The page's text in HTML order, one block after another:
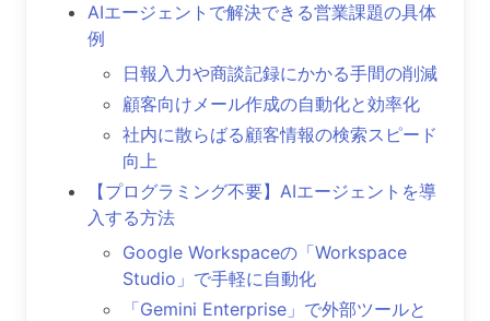
AIエージェントで解決できる営業課題の具体
例
日報入力や商談記録にかかる手間の削減
顧客向けメール作成の自動化と効率化
社内に散らばる顧客情報の検索スピード
向上
【プログラミング不要】AIエージェントを導
入する方法
Google Workspaceの「Workspace
Studio」で手軽に自動化
「Gemini Enterprise」で外部ツールと